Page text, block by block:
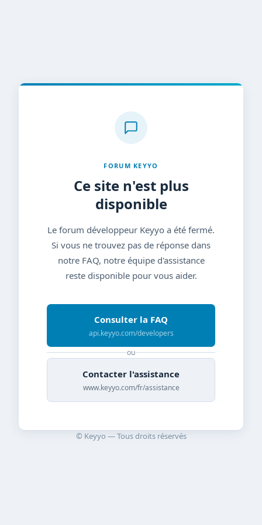
FORUM KEYYO
Ce site n'est plus
disponible
Le forum développeur Keyyo a été fermé.
Si vous ne trouvez pas de réponse dans
notre FAQ, notre équipe d'assistance
reste disponible pour vous aider.
Consulter la FAQ
api.keyyo.com/developers
ou
Contacter l'assistance
www.keyyo.com/fr/assistance
© Keyyo — Tous droits réservés